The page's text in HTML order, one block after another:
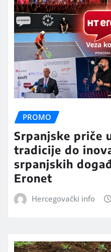
PROMO
Srpanjske priče
tradicije do
srpanjskih
Eronet
Hercegovački info